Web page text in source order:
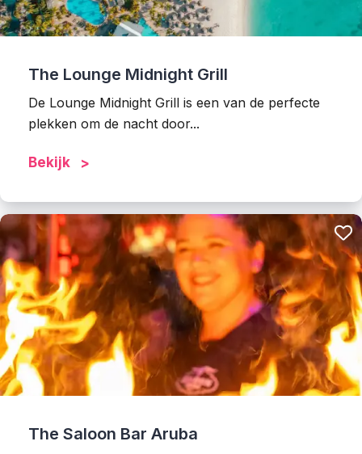
The Lounge Midnight Grill
De Lounge Midnight Grill is een van de perfecte
plekken om de nacht door...
Bekijk
The Saloon Bar Aruba